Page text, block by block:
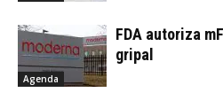
Agenda
FDA autoriza
gripal